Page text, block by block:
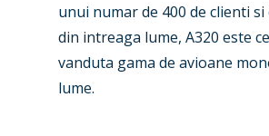
unui numar de 400 de clienti
din intreaga lume, A320 este
vanduta gama de avioane
lume.